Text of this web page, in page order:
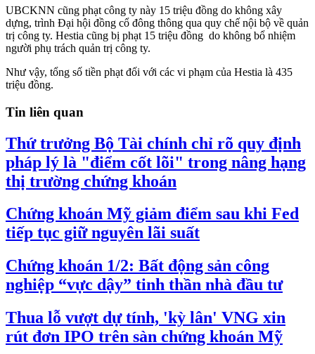
UBCKNN cũng phạt công ty này 15 triệu đồng do không xây
dựng, trình Đại hội đồng cổ đông thông qua quy chế nội bộ về quản
trị công ty. Hestia cũng bị phạt 15 triệu đồng do không bổ nhiệm
người phụ trách quản trị công ty.
Như vậy, tổng số tiền phạt đối với các vi phạm của Hestia là 435
triệu đồng.
Tin liên quan
Thứ trưởng Bộ Tài chính chỉ rõ quy định
pháp lý là "điểm cốt lõi" trong nâng hạng
thị trường chứng khoán
Chứng khoán Mỹ giảm điểm sau khi Fed
tiếp tục giữ nguyên lãi suất
Chứng khoán 1/2: Bất động sản công
nghiệp “vực dậy” tinh thần nhà đầu tư
Thua lỗ vượt dự tính, 'kỳ lân' VNG xin
rút đơn IPO trên sàn chứng khoán Mỹ